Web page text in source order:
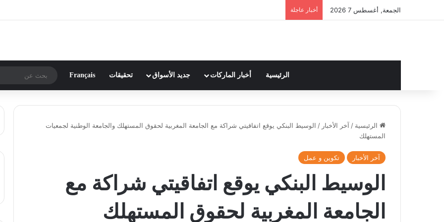
الجمعة, أغسطس 7 2026 أخبار عاجلة
الرئيسية أخبار الماركات جديد الأسواق تحقيقات Français
الرئيسية / آخر الأخبار / الوسيط البنكي يوقع اتفاقيتي شراكة مع الجامعة المغربية لحقوق المستهلك والجامعة الوطنية لجمعيات
المستهلك
آخر الأخبار تكوين و عمل
الوسيط البنكي يوقع اتفاقيتي شراكة مع
الجامعة المغربية لحقوق المستهلك